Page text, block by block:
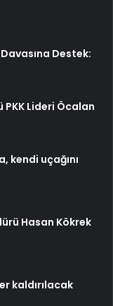
Destek:
Lideri Öcalan
kendi uçağını
Hasan Kökrek
kaldırılacak